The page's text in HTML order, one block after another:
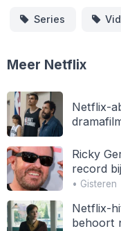
Series
Meer Netflix
Netflix-
Ricky
record
• Gisteren
Netflix-
behoort